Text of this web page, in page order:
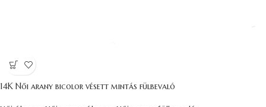
14K Női arany bicolor vésett mintás fülbevaló